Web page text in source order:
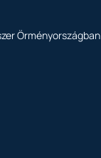
Örményországban